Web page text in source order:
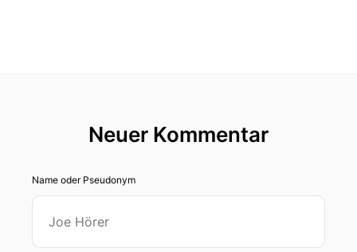
Neuer Kommentar
Name oder Pseudonym